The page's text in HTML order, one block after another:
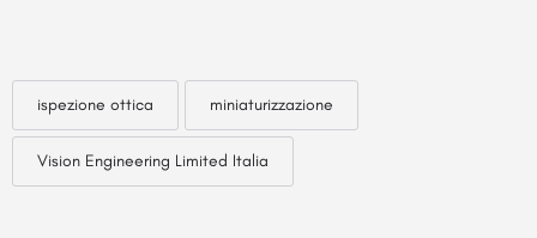
ispezione ottica miniaturizzazione
Vision Engineering Limited Italia